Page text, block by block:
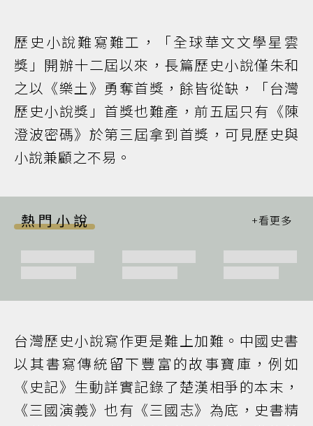
歷史小說難寫難工，「全球華文文學星雲
獎」開辦十二屆以來，長篇歷史小說僅朱和
之以《樂土》勇奪首獎，餘皆從缺，「台灣
歷史小說獎」首獎也難產，前五屆只有《陳
澄波密碼》於第三屆拿到首獎，可見歷史與
小說兼顧之不易。
熱門小說
台灣歷史小說寫作更是難上加難。中國史書
以其書寫傳統留下豐富的故事寶庫，例如
《史記》生動詳實記錄了楚漢相爭的本末，
《三國演義》也有《三國志》為底，史書精